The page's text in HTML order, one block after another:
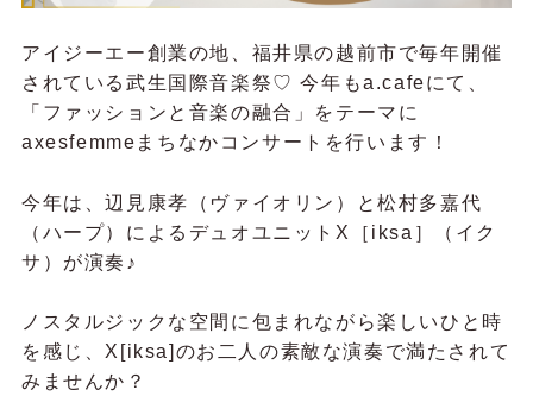
アイジーエー創業の地、福井県の越前市で毎年開催
されている武生国際音楽祭♡ 今年もa.cafeにて、
「ファッションと音楽の融合」をテーマに
axesfemmeまちなかコンサートを行います！
今年は、辺見康孝（ヴァイオリン）と松村多嘉代
（ハープ）によるデュオユニットX［iksa］（イク
サ）が演奏♪
ノスタルジックな空間に包まれながら楽しいひと時
を感じ、X[iksa]のお二人の素敵な演奏で満たされて
みませんか？